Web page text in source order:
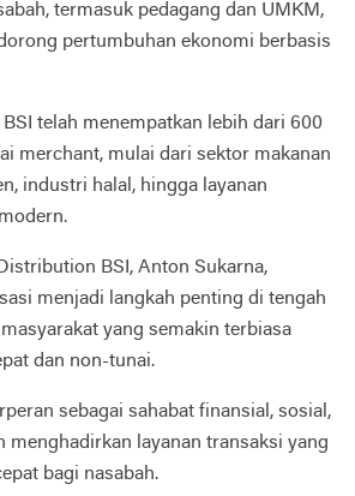
termasuk pedagang dan UMKM,
pertumbuhan ekonomi berbasis
telah menempatkan lebih dari 600
merchant, mulai dari sektor makanan
industri halal, hingga layanan
BSI, Anton Sukarna,
menjadi langkah penting di tengah
yang semakin terbiasa
dan non-tunai.
sebagai sahabat finansial, sosial,
menghadirkan layanan transaksi yang
bagi nasabah.